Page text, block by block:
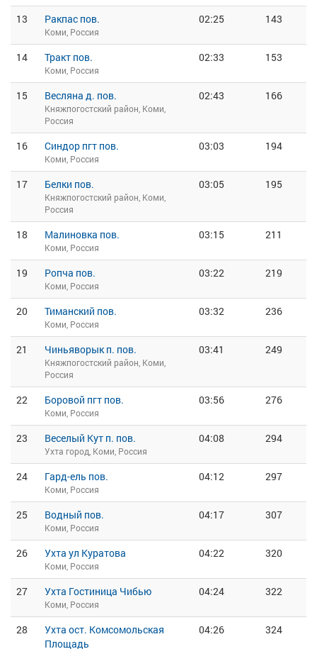
13 Ракпас пов.
Коми, Россия
02:25 143
14 Тракт пов.
Коми, Россия
02:33 153
15 Весляна д. пов.
Княжпогостский район, Коми,
Россия
02:43 166
16 Синдор пгт пов.
Коми, Россия
03:03 194
17 Белки пов.
Княжпогостский район, Коми,
Россия
03:05 195
18 Малиновка пов.
Коми, Россия
03:15 211
19 Ропча пов.
Коми, Россия
03:22 219
20 Тиманский пов.
Коми, Россия
03:32 236
21 Чиньяворык п. пов.
Княжпогостский район, Коми,
Россия
03:41 249
22 Боровой пгт пов.
Коми, Россия
03:56 276
23 Веселый Кут п. пов.
Ухта город, Коми, Россия
04:08 294
24 Гард-ель пов.
Коми, Россия
04:12 297
25 Водный пов.
Коми, Россия
04:17 307
26 Ухта ул Куратова
Коми, Россия
04:22 320
27 Ухта Гостиница Чибью
Коми, Россия
04:24 322
28
Ухта ост. Комсомольская
Площадь
04:26 324